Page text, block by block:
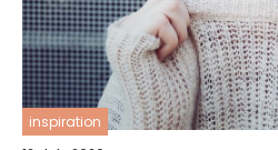
inspiration